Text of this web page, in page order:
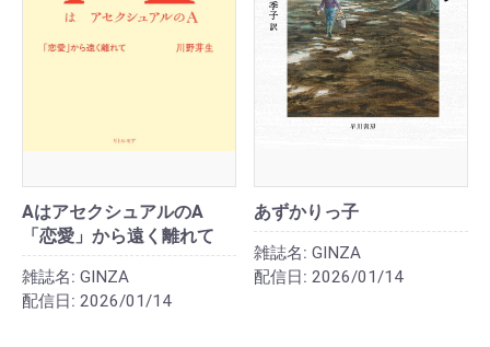
AはアセクシュアルのA
「恋愛」から遠く離れて
雑誌名: GINZA
配信日: 2026/01/14
あずかりっ子
雑誌名: GINZA
配信日: 2026/01/14